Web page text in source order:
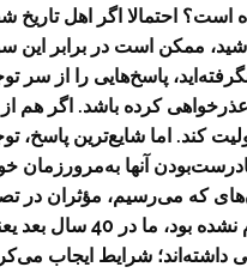
احتمالا اگر اهل تاریخ
ممکن است در برابر این
پاسخ‌هایی را از سر
کرده باشد. اگر هم
کند. اما شایع‌ترین پاسخ،
آنها به‌مرورزمان
آزادی گروگان‌های که می‌رسیم،
مواجه می‌شوند که مثلا
داشته‌اند؛ شرایط ایجاب